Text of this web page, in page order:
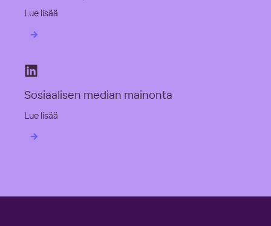
Lue lisää
Sosiaalisen median mainonta
Lue lisää